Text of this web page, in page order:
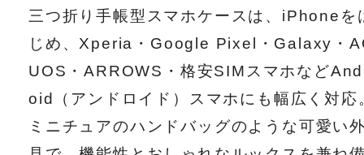
三つ折り手帳型スマホケースは、iPhoneを
じめ、Xperia・Google Pixel・Galaxy・
UOS・ARROWS・格安SIMスマホなど
oid（アンドロイド）スマホにも幅広く対応
ミニチュアのハンドバッグのような可愛い